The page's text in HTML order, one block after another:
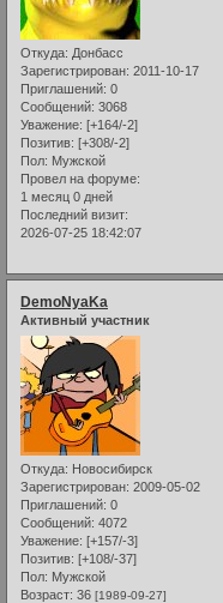
Откуда: Донбасс
Зарегистрирован: 2011-10-17
Приглашений: 0
Сообщений: 3068
Уважение: [+164/-2]
Позитив: [+308/-2]
Пол: Мужской
Провел на форуме:
1 месяц 0 дней
Последний визит:
2026-07-25 18:42:07
DemoNyaKa
Активный участник
Откуда: Новосибирск
Зарегистрирован: 2009-05-02
Приглашений: 0
Сообщений: 4072
Уважение: [+157/-3]
Позитив: [+108/-37]
Пол: Мужской
Возраст: 36 [1989-09-27]